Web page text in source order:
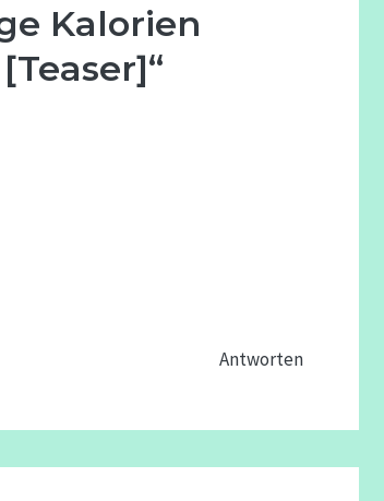
Kalorien
Antworten